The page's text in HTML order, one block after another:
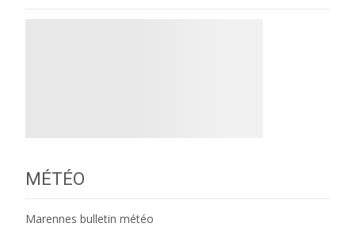
MÉTÉO
Marennes bulletin météo